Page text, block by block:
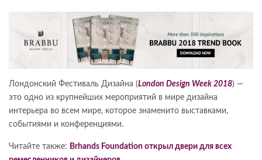
Лондонский Фестиваль Дизайна (London Design Week 2018) —
это одно из крупнейших мероприятий в мире дизайна
интерьера во всем мире, которое знаменито выставками,
событиями и конференциями.
Читайте также: Brhands Foundation открыл двери для всех